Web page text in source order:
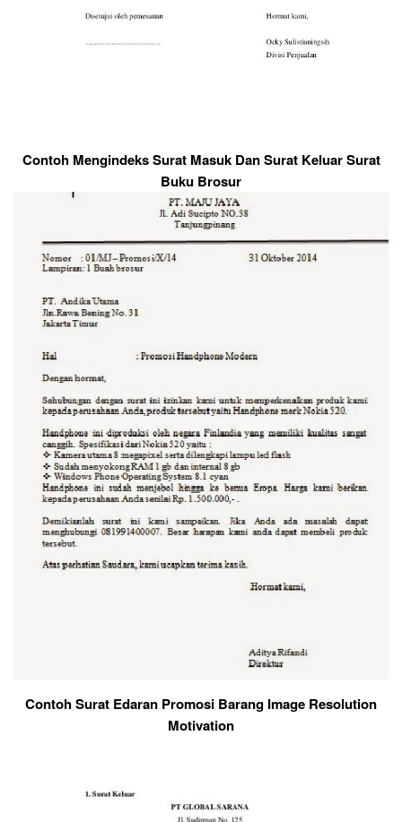
Contoh Mengindeks Surat Masuk Dan Surat Keluar Surat
Buku Brosur
Contoh Surat Edaran Promosi Barang Image Resolution
Motivation